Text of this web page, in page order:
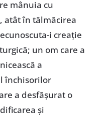
mânuia cu
atât în tălmăcirea
i creaţie
un om care a
a
închisorilor
a desfăşurat o
şi